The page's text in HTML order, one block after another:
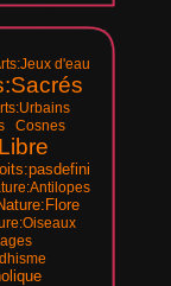
d'eau
Cosnes